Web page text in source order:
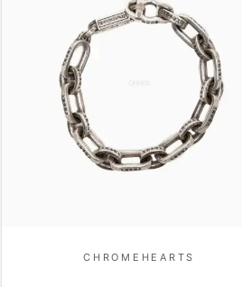
CHROMEHEARTS